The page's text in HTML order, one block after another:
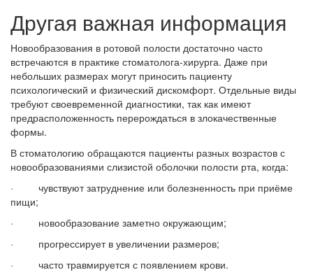
Другая важная информация
Новообразования в ротовой полости достаточно часто
встречаются в практике стоматолога-хирурга. Даже при
небольших размерах могут приносить пациенту
психологический и физический дискомфорт. Отдельные виды
требуют своевременной диагностики, так как имеют
предрасположенность перерождаться в злокачественные
формы.
В стоматологию обращаются пациенты разных возрастов с
новообразованиями слизистой оболочки полости рта, когда:
· чувствуют затруднение или болезненность при приёме
пищи;
· новообразование заметно окружающим;
· прогрессирует в увеличении размеров;
· часто травмируется с появлением крови.